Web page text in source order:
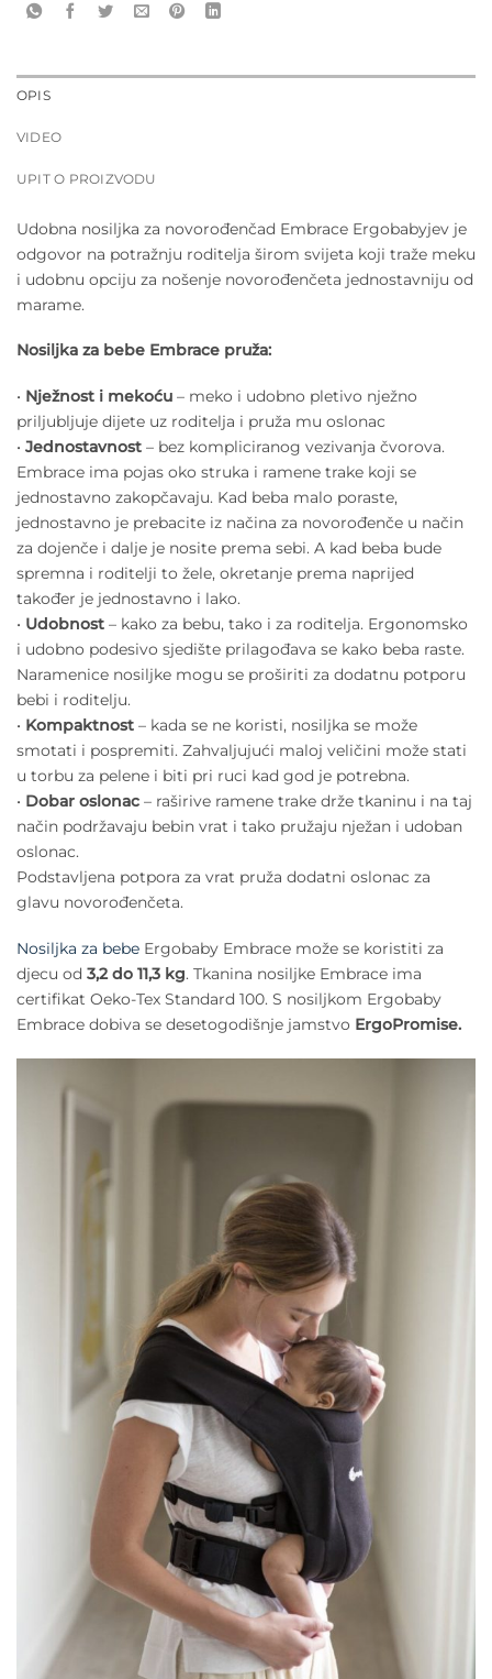
OPIS
VIDEO
UPIT O PROIZVODU
Udobna nosiljka za novorođenčad Embrace Ergobabyjev je
odgovor na potražnju roditelja širom svijeta koji traže meku
i udobnu opciju za nošenje novorođenčeta jednostavniju od
marame.
Nosiljka za bebe Embrace pruža:
• Nježnost i mekoću – meko i udobno pletivo nježno
priljubljuje dijete uz roditelja i pruža mu oslonac
• Jednostavnost – bez kompliciranog vezivanja čvorova.
Embrace ima pojas oko struka i ramene trake koji se
jednostavno zakopčavaju. Kad beba malo poraste,
jednostavno je prebacite iz načina za novorođenče u način
za dojenče i dalje je nosite prema sebi. A kad beba bude
spremna i roditelji to žele, okretanje prema naprijed
također je jednostavno i lako.
• Udobnost – kako za bebu, tako i za roditelja. Ergonomsko
i udobno podesivo sjedište prilagođava se kako beba raste.
Naramenice nosiljke mogu se proširiti za dodatnu potporu
bebi i roditelju.
• Kompaktnost – kada se ne koristi, nosiljka se može
smotati i pospremiti. Zahvaljujući maloj veličini može stati
u torbu za pelene i biti pri ruci kad god je potrebna.
• Dobar oslonac – raširive ramene trake drže tkaninu i na taj
način podržavaju bebin vrat i tako pružaju nježan i udoban
oslonac.
Podstavljena potpora za vrat pruža dodatni oslonac za
glavu novorođenčeta.
Nosiljka za bebe Ergobaby Embrace može se koristiti za
djecu od 3,2 do 11,3 kg. Tkanina nosiljke Embrace ima
certifikat Oeko-Tex Standard 100. S nosiljkom Ergobaby
Embrace dobiva se desetogodišnje jamstvo ErgoPromise.